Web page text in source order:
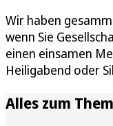
Wir haben
wenn Sie
einen einsamen
Heiligabend oder
Alles zum